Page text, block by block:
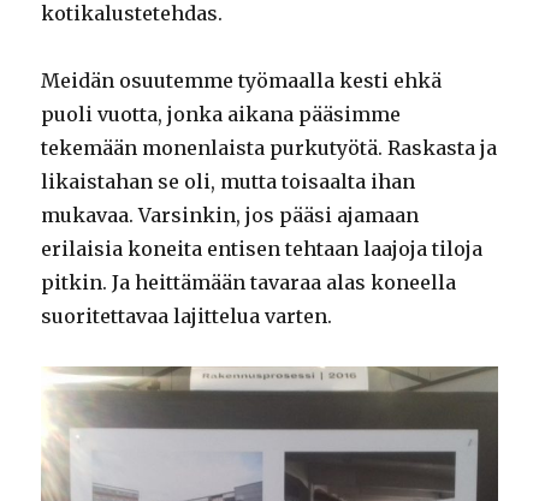
kotikalustetehdas.
Meidän osuutemme työmaalla kesti ehkä
puoli vuotta, jonka aikana pääsimme
tekemään monenlaista purkutyötä. Raskasta ja
likaistahan se oli, mutta toisaalta ihan
mukavaa. Varsinkin, jos pääsi ajamaan
erilaisia koneita entisen tehtaan laajoja tiloja
pitkin. Ja heittämään tavaraa alas koneella
suoritettavaa lajittelua varten.